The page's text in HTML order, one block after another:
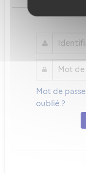
Mot de passe
oublié ?